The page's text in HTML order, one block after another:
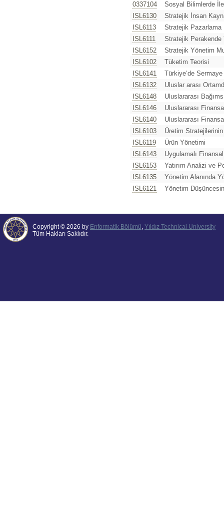
0337104
Sosyal Bilimlerde
ISL6130
Stratejik İnsan
ISL6113
Stratejik Pazarlama
ISL6111
Stratejik Perakende
ISL6152
Stratejik Yönetim
ISL6102
Tüketim Teorisi
ISL6141
Türkiye‘de
ISL6132
Uluslar arası
ISL6148
Uluslararası
ISL6146
Uluslararası
ISL6140
Uluslararası
ISL6103
Üretim
ISL6119
Ürün Yönetimi
ISL6143
Uygulamalı
ISL6153
Yatırım Analizi ve
ISL6135
Yönetim Alanında
ISL6121
Yönetim
Copyright © 2026 by Enformatik Bölümü, Yıldız Technical University
Tüm Hakları Saklıdır.